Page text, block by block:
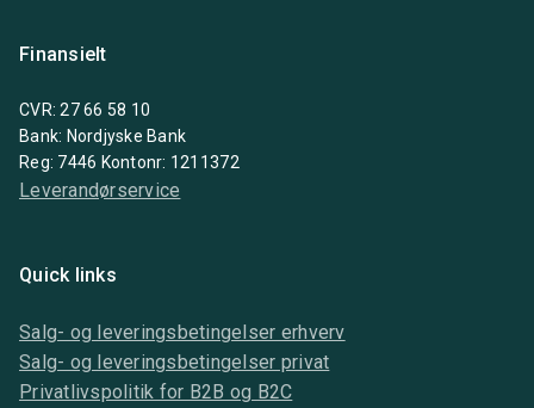
Finansielt
CVR: 27 66 58 10
Bank: Nordjyske Bank
Reg: 7446 Kontonr: 1211372
Leverandørservice
Quick links
Salg- og leveringsbetingelser erhverv
Salg- og leveringsbetingelser privat
Privatlivspolitik for B2B og B2C